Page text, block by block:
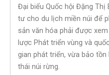
Đại biểu Quốc hội Đặng Thị
tư cho du lịch miền núi để
sản văn hóa phải được
lược Phát triển vùng và
gian phát triển, vừa bảo
thái núi rừng.